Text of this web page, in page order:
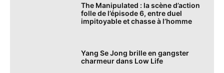
The Manipulated : la scène d’action
folle de l’épisode 6, entre duel
impitoyable et chasse à l’homme
Yang Se Jong brille en gangster
charmeur dans Low Life